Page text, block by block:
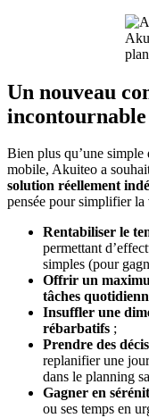
Un nouveau
incontournable
Bien plus qu’une
mobile, Akuiteo a
solution réellement
pensée pour simplifier
Rentabiliser le
permettant
simples (pour
Offrir un
tâches
Insuffler une
rébarbatifs ;
Prendre des
replanifier une
dans le planning
Gagner en
ou ses temps en